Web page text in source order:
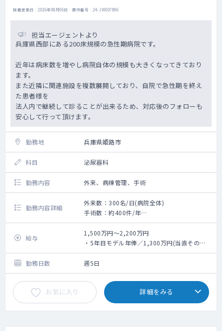
掲載更新日 : 2026年08月06日 案件番号 : 24-JW007896
担当エージェントより
兵庫県西部にある200床規模の急性期病院です。
近年は病床数を増やし病院自体の規模も大きくなってきており
ます。
また近隣に関連施設を複数展開しており、自院で急性期を終え
た患者様を
法人内で継続して診ることが出来るため、対応後のフォローも
安心して行って頂けます。
勤務地 兵庫県姫路市
科目 泌尿器科
勤務内容 外来、病棟管理、手術
勤務内容詳細
外来数：300名/日(病院全体)
手術数：約400件/年
【業務内容】
《外来業務》
・担当コマ数：3～4コマ/週
・外来患者数：20～30名程度/コマ
《病棟管理》
・受け持ち患者数：5～10名程度
・主治医制
【主な疾患】
尿路結石、前立腺肥大症をはじめとする排尿
給与
1,500万円～2,200万円
・5年目モデル年俸／1,300万円(当直その他
手当て除く)
・15年目モデル年俸／1,700万円(当直その他
手当て除く)
勤務日数 週5日
お気に入り 詳細をみる